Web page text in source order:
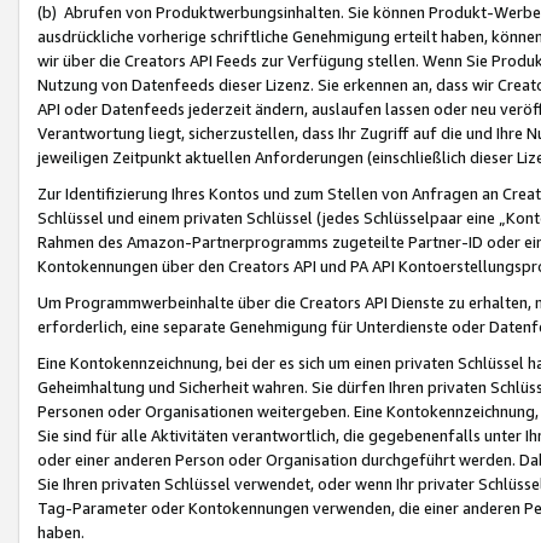
(b) Abrufen von Produktwerbungsinhalten. Sie können Produkt-
ausdrückliche vorherige schriftliche Genehmigung erteilt haben,
wir über die Creators API Feeds zur Verfügung stellen. Wenn Sie
Nutzung von Datenfeeds dieser Lizenz. Sie erkennen an, dass wir
API oder Datenfeeds jederzeit ändern, auslaufen lassen oder neu
Verantwortung liegt, sicherzustellen, dass Ihr Zugriff auf die und Ihre
jeweiligen Zeitpunkt aktuellen Anforderungen (einschließlich dieser
Zur Identifizierung Ihres Kontos und zum Stellen von Anfragen an
Schlüssel und einem privaten Schlüssel (jedes Schlüsselpaar eine
Rahmen des Amazon-Partnerprogramms zugeteilte Partner-ID oder
Kontokennungen über den Creators API und PA API
Um Programmwerbeinhalte über die Creators API Dienste zu
erforderlich, eine separate Genehmigung für Unterdienste oder
Eine Kontokennzeichnung, bei der es sich um einen privaten
Geheimhaltung und Sicherheit wahren. Sie dürfen Ihren privaten
Personen oder Organisationen weitergeben. Eine
Sie sind für alle Aktivitäten verantwortlich, die gegebenenfalls unter
oder einer anderen Person oder Organisation durchgeführt werden.
Sie Ihren privaten Schlüssel verwendet, oder wenn Ihr privater
Tag-Parameter oder Kontokennungen verwenden, die einer anderen
haben.